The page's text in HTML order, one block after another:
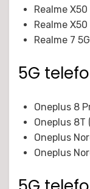
Realme
Realme
Realme 7
5G
Oneplus 8
Oneplus
Oneplus
Oneplus